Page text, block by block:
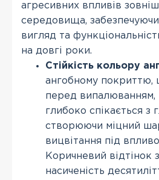
агресивних впливів
середовища,
вигляд та
на довгі роки.
Стійкість кольору
ангобному покриттю,
перед випалюванням,
глибоко спікається з
створюючи міцний
вицвітання під
Коричневий
насиченість